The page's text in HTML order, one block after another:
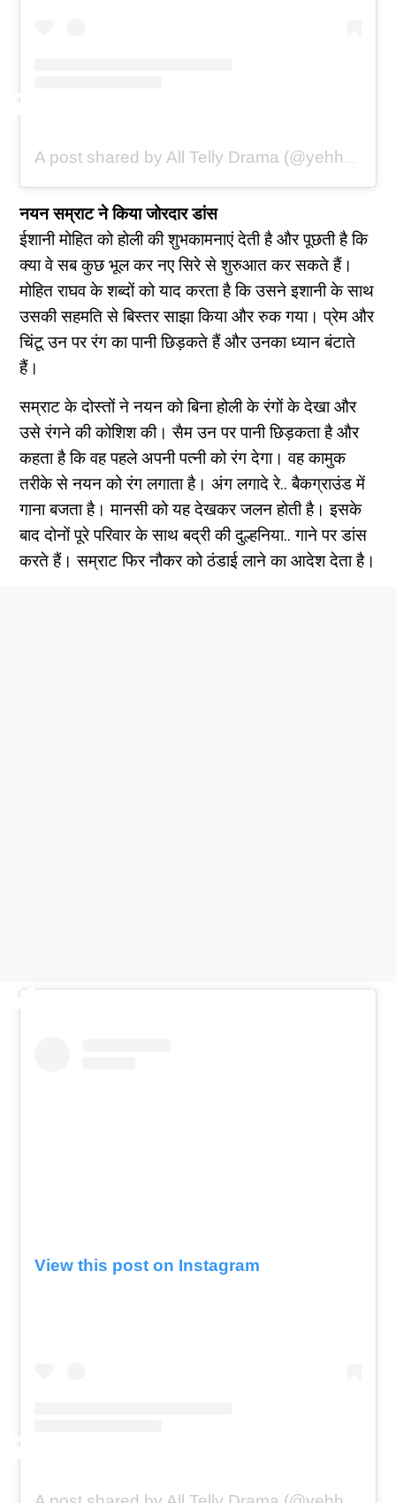
A post shared by All Telly Drama (@yehhaichahatein_alltellydramas)
नयन सम्राट ने किया जोरदार डांस
ईशानी मोहित को होली की शुभकामनाएं देती है और पूछती है कि
क्या वे सब कुछ भूल कर नए सिरे से शुरुआत कर सकते हैं।
मोहित राघव के शब्दों को याद करता है कि उसने इशानी के साथ
उसकी सहमति से बिस्तर साझा किया और रुक गया। प्रेम और
चिंटू उन पर रंग का पानी छिड़कते हैं और उनका ध्यान बंटाते
हैं।
सम्राट के दोस्तों ने नयन को बिना होली के रंगों के देखा और
उसे रंगने की कोशिश की। सैम उन पर पानी छिड़कता है और
कहता है कि वह पहले अपनी पत्नी को रंग देगा। वह कामुक
तरीके से नयन को रंग लगाता है। अंग लगादे रे.. बैकग्राउंड में
गाना बजता है। मानसी को यह देखकर जलन होती है। इसके
बाद दोनों पूरे परिवार के साथ बद्री की दुल्हनिया.. गाने पर डांस
करते हैं। सम्राट फिर नौकर को ठंडाई लाने का आदेश देता है।
View this post on Instagram